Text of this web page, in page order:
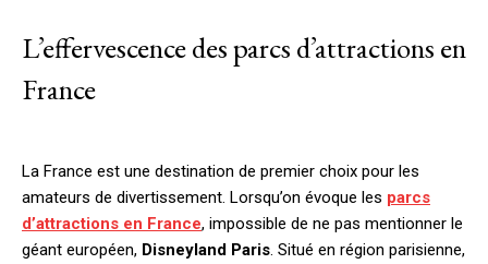
L’effervescence des parcs d’attractions en
France
La France est une destination de premier choix pour les
amateurs de divertissement. Lorsqu’on évoque les parcs
d’attractions en France, impossible de ne pas mentionner le
géant européen, Disneyland Paris. Situé en région parisienne,